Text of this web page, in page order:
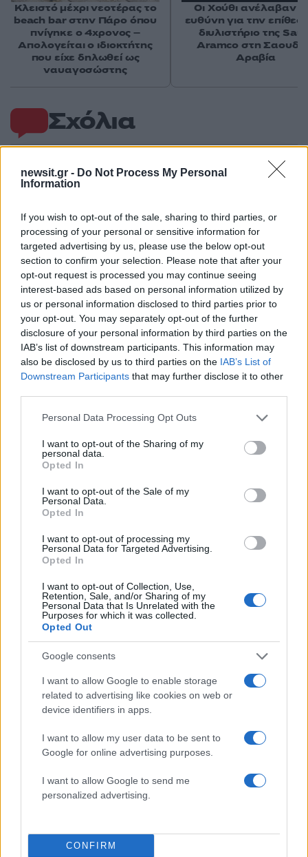
newsit.gr - Do Not Process My Personal
Information
If you wish to opt-out of the sale, sharing to third parties, or
processing of your personal or sensitive information for
targeted advertising by us, please use the below opt-out
section to confirm your selection. Please note that after your
opt-out request is processed you may continue seeing
interest-based ads based on personal information utilized by
us or personal information disclosed to third parties prior to
your opt-out. You may separately opt-out of the further
disclosure of your personal information by third parties on the
IAB’s list of downstream participants. This information may
also be disclosed by us to third parties on the IAB’s List of
Downstream Participants that may further disclose it to other
Please note that this website/app uses one or more Google
not limited to your visit or usage behaviour. You may click to
grant or deny consent to Google and its third-party tags to
use your data for below specified purposes in below Google
consent section.
Personal Data Processing Opt Outs
I want to opt-out of the Sharing of my
personal data.
Opted In
I want to opt-out of the Sale of my
Personal Data.
Opted In
I want to opt-out of processing my
Personal Data for Targeted Advertising.
Opted In
I want to opt-out of Collection, Use,
Retention, Sale, and/or Sharing of my
Personal Data that Is Unrelated with the
Purposes for which it was collected.
Opted Out
Google consents
I want to allow Google to enable storage
related to advertising like cookies on web or
device identifiers in apps.
I want to allow my user data to be sent to
Google for online advertising purposes.
I want to allow Google to send me
personalized advertising.
CONFIRM
Σχόλια
50 /50
2000 /2000
Υποβολή σχολίου
Όροι Χρήσης. Το site προστατεύεται από reCAPTCHA, ισχύουν
Πολιτική
Share:
Ακολουθήστε το Νewsit.gr στο Google News
ενημερωθείτε πρώτοι για όλη την ειδησεογραφία και τα
τελευταία νέα
Κλειστό μέχρι νεοτέρας το
beach bar στην Πάρο όπου
πνίγηκε ο 4χρονος –
Απολογείται ο ιδιοκτήτης
που είχε δηλωθεί ως
ναυαγοσώστης
Οι Χούθι ανέλαβαν
ευθύνη για την
διυλιστήριο της
Aramco στη
Αραβία
Πιο δημοφιλή
Κωνσταντίνος Αργυρός και Αλεξάνδρα
Νίκα κάνουν διακοπές με πολυτελές γιοτ
με τα δύο παιδιά τους
Η Άννα Βίσση ξετρελάθηκε με μπάντα που
έπαιζε Τσιτσάνη στο Φισκάρδο και τους
πρότεινε συνεργασία
πατέρας του, Χόρχε
Ελίζαμπεθ Ελέτσι και Νεκτάριος Λεμονίδης
πήγαν στον Άγιο Νεκτάριο Βούλας για να
πάρουν την ευχή για τον γιο τους
μπορεί να αλλάξει τη χρονολογία της
προϊστορικής έκρηξης